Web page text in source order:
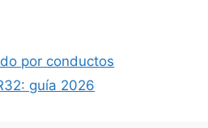
por conductos
guía 2026